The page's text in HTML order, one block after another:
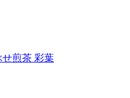
煎茶 彩葉